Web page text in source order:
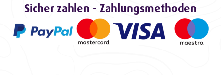
Sicher zahlen - Zahlungsmethoden